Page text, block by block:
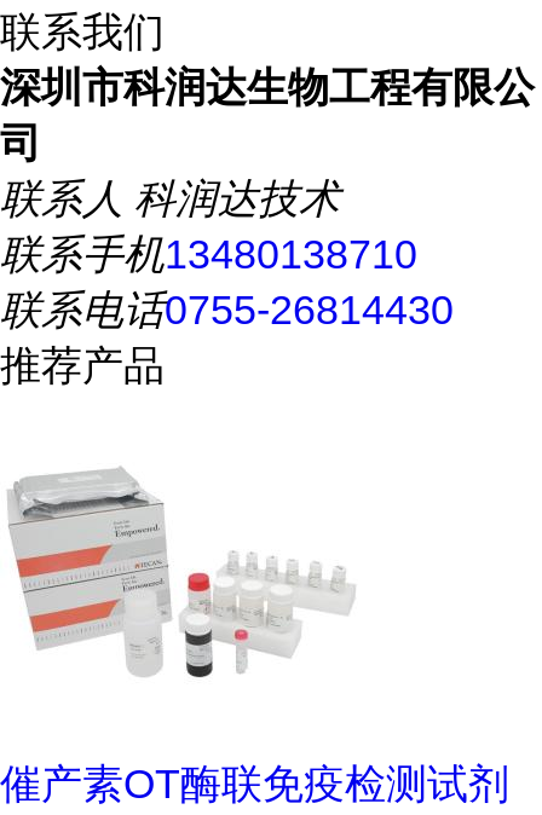
联系我们
深圳市科润达生物工程有限公
司
联系人 科润达技术
联系手机13480138710
联系电话0755-26814430
推荐产品
催产素OT酶联免疫检测试剂